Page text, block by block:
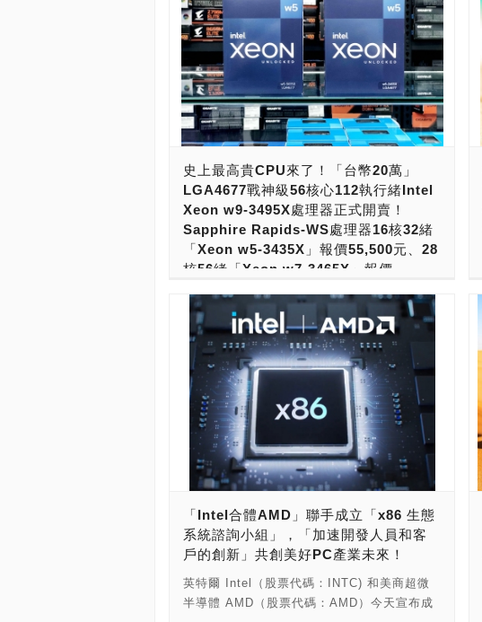
夥伴關係的實力，以利用尖端製程技術共同優
化新的設計架構。這也標誌著 AMD 資料中心
CPU 路線圖執行方面邁出了重要一步，而
「Venice」預計將於明年推出。 AMD 也宣
佈，在台積電位於亞利桑那州的新製造工廠成
功推出和驗證其第五代AMD EPYC CPU 產
品，彰顯了其對美國製造業的承諾。 AMD 董
事長兼執行長蘇姿豐博士表示：「台積電多年
來一直是我們的重要合作夥伴，我們與台積電
研發和製造團隊的深入合作使 AMD 能夠持續
提供突破高效能運算極限的領先產品。」「作
為台積電 N2 製程和台積電亞利桑那州 Fab
21 的主要 HPC 客戶，這是我們緊密合作推動
的。 台積電董事長兼執行長魏哲家博士表示：
(N2) 製程技術和台積電美國亞利桑那晶圓廠的
主要 HPC 客戶。」 透過攜手合作，我們正在
推動技術顯著擴展，從而提高高性能晶片的性
能、能源效率和良率。我們期待繼續與 AMD
緊密合作，共同開創下一個運算時代。 廠商名
稱：AMD - 美商超微半導體股份有限公司 台
灣分公司 廠商電話：02-2655-8885 廠商網
址： 廠商名稱：TSMC - 台灣積體電路製造股
份有限公司 廠商電話：03-563-6688 轉
7125657 廠商網址： →更多的【PCDIY!業界
新聞】： →更多的【PCDIY!賣場情報】： →
更多的【PCDIY!科技情報】： →更多的【IT
資訊新聞】： →更多的【ITMan!資訊經理
人】： →更多的【PCDIY!八卦】：
史上最高貴CPU來了！「台幣20萬」
LGA4677戰神級56核心112執行緒Intel
Xeon w9-3495X處理器正式開賣！
Sapphire Rapids-WS處理器16核32緒
「Xeon w5-3435X」報價55,500元、28
核56緒「Xeon w7-3465X」報價
3475X」報價128,500元「戰鬥力爆棚價
格衝破天際」
Intel HEDT高階桌機LGA4677腳位Xeon W-
2400與W-3400系列處理器正式開賣了，價格
也正式出爐！ LGA4677腳位Xeon W-2400與
W-3400系列是在今年初發表！不過，台灣市
場卻是到了最近才正式鋪貨，主機板也才開始
買得到！目前，台灣最新零售價格出爐，28核
56緒Xeon w7-3465X價格突破台幣10萬元，
56核112緒Xeon w9-3495X價格更衝破台幣20
萬元。 Intel W790主機板也正式開賣，最便宜
的也要27,990元，頂級的要39,990元。 -------
---------- ----------------- HEDT高階桌機與工作
站市場越來越精彩了！現在，Intel與AMD的新
產品相繼推 出！ 繼Intel於更新了伺服器的平
台後！新的處理器，研發代號叫做Sapphire
「Intel合體AMD」聯手成立「x86 生態
系統諮詢小組」，「加速開發人員和客
戶的創新」共創美好PC產業未來！
英特爾 Intel（股票代碼：INTC) 和美商超微
半導體 AMD（股票代碼：AMD）今天宣布成